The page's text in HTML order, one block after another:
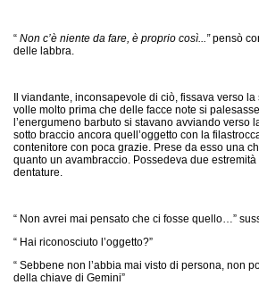
“ Non c’è niente da fare, è proprio così...”pensò
delle labbra.
Il viandante, inconsapevole di ciò, fissava verso
volle molto prima che delle facce note si
l’energumeno barbuto si stavano avviando verso
sotto braccio ancora quell’oggetto con la
contenitore con poca grazie. Prese da esso una
quanto un avambraccio. Possedeva due
dentature.
“ Non avrei mai pensato che ci fosse quello…”
“ Hai riconosciuto l’oggetto?”
“ Sebbene non l’abbia mai visto di persona, non
della chiave di Gemini”